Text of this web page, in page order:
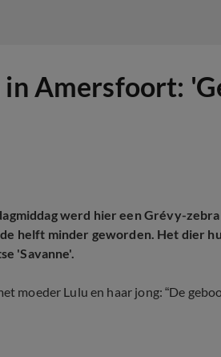
Amersfoort:
werd hier een Grévy-
helft minder geworden. Het dier
'Savanne'.
moeder Lulu en haar jong: “De